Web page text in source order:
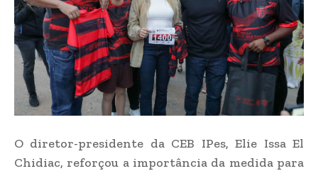
O diretor-presidente da CEB IPes, Elie Issa El
Chidiac, reforçou a importância da medida para